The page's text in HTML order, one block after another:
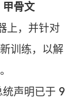
甲骨文
上，并针对
训练，以解
统声明已于 9